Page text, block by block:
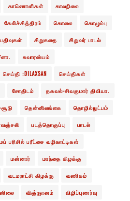
காணொளிகள் காலநிலை
கேலிச்சித்திரம் கொலை கொழும்பு
சிறுகதை சிறுவர் பாடல்
சுவாரஸ்யம்
செய்தி :DILAXSAN செய்திகள்
சோதிடம் தகவல்-சிவகுமார் திவியா.
தென்னிலங்கை தொழில்நுட்பம்
படத்தொகுப்பு பாடல்
பரிசில் பரீட்சை வழிகாட்டிகள்
மன்னார் மாந்தை கிழக்கு
வடமராட்சி கிழக்கு வணிகம்
விஞ்ஞானம் விழிப்புணர்வு